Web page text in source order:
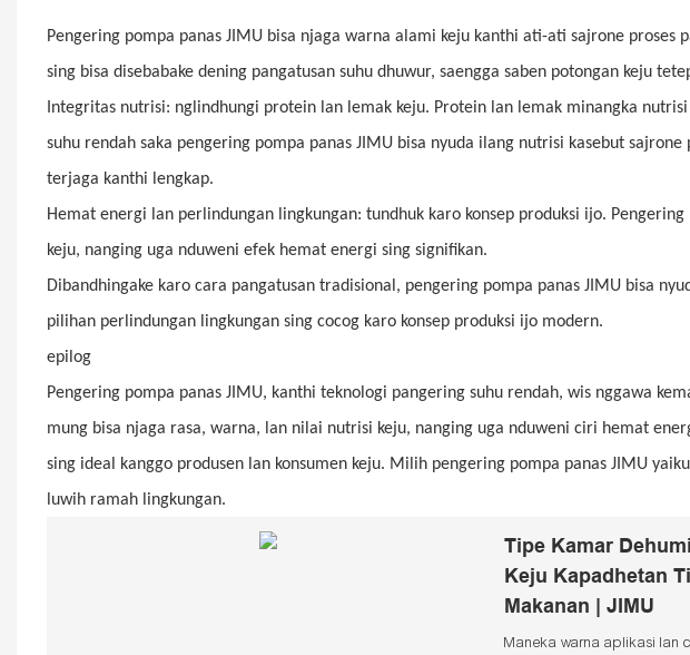
Pengering pompa panas JIMU bisa njaga warna alami keju kanthi ati-ati sajrone proses
sing bisa disebabake dening pangatusan suhu dhuwur, saengga saben potongan keju
Integritas nutrisi: nglindhungi protein lan lemak keju. Protein lan lemak minangka
suhu rendah saka pengering pompa panas JIMU bisa nyuda ilang nutrisi kasebut
terjaga kanthi lengkap.
Hemat energi lan perlindungan lingkungan: tundhuk karo konsep produksi ijo.
keju, nanging uga nduweni efek hemat energi sing signifikan.
Dibandhingake karo cara pangatusan tradisional, pengering pompa panas JIMU bisa
pilihan perlindungan lingkungan sing cocog karo konsep produksi ijo modern.
epilog
Pengering pompa panas JIMU, kanthi teknologi pangering suhu rendah, wis nggawa
mung bisa njaga rasa, warna, lan nilai nutrisi keju, nanging uga nduweni ciri hemat
sing ideal kanggo produsen lan konsumen keju. Milih pengering pompa panas JIMU
luwih ramah lingkungan.
Tipe Kamar
Keju Kapadhetan
Makanan | JIMU
Maneka warna aplikasi lan